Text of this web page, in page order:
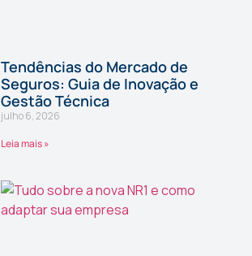
Tendências do Mercado de
Seguros: Guia de Inovação e
Gestão Técnica
julho 6, 2026
Leia mais »